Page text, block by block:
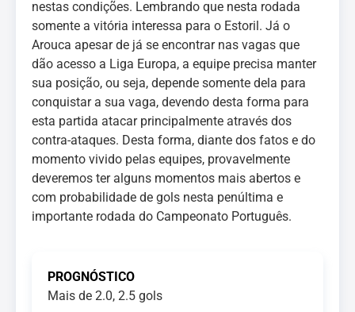
nestas condições. Lembrando que nesta rodada
somente a vitória interessa para o Estoril. Já o
Arouca apesar de já se encontrar nas vagas que
dão acesso a Liga Europa, a equipe precisa manter
sua posição, ou seja, depende somente dela para
conquistar a sua vaga, devendo desta forma para
esta partida atacar principalmente através dos
contra-ataques. Desta forma, diante dos fatos e do
momento vivido pelas equipes, provavelmente
deveremos ter alguns momentos mais abertos e
com probabilidade de gols nesta penúltima e
importante rodada do Campeonato Português.
PROGNÓSTICO
Mais de 2.0, 2.5 gols